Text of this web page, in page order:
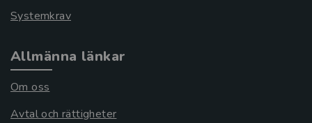
Systemkrav
Allmänna länkar
Om oss
Avtal och rättigheter